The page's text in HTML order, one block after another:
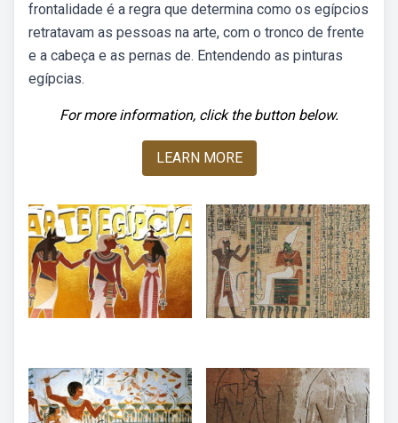
frontalidade é a regra que determina como os egípcios
retratavam as pessoas na arte, com o tronco de frente
e a cabeça e as pernas de. Entendendo as pinturas
egípcias.
For more information, click the button below.
LEARN MORE